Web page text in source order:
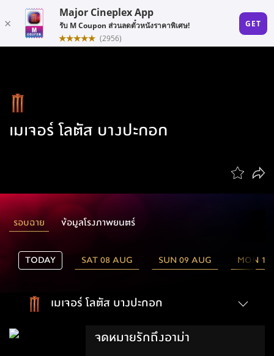
เมเจอร์ โลตัส บางปะกอก
รอบฉาย ข้อมูลโรงภาพยนตร์
TODAY SAT 08 AUG SUN 09 AUG MON
เมเจอร์ โลตัส บางปะกอก
จดหมายรักถึงอาม่า